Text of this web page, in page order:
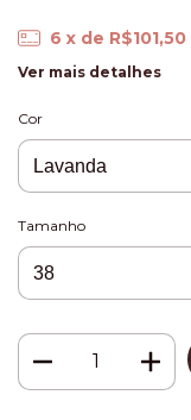
6 x de R$101,50
Ver mais detalhes
Cor
Tamanho